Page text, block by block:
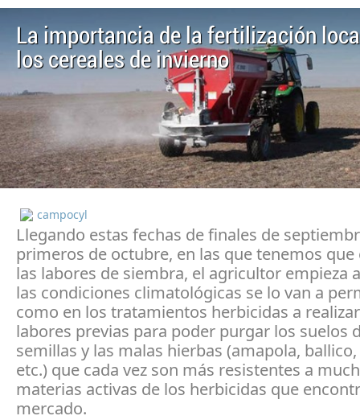
La importancia de la fertilización
los cereales de invierno
campocyl
Llegando estas fechas de finales de
primeros de octubre, en las que tenemos que
las labores de siembra, el agricultor empieza
las condiciones climatológicas se lo van a
como en los tratamientos herbicidas a
labores previas para poder purgar los suelos
semillas y las malas hierbas (amapola,
etc.) que cada vez son más resistentes a
materias activas de los herbicidas que
mercado.